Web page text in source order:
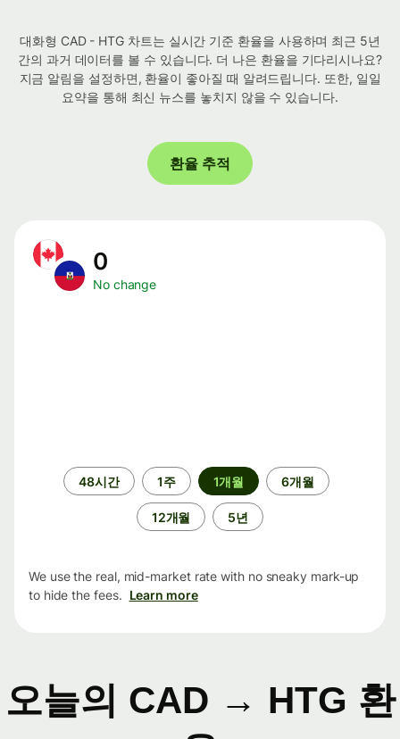
대화형 CAD - HTG 차트는 실시간 기준 환율을 사용하며 최근 5년
간의 과거 데이터를 볼 수 있습니다. 더 나은 환율을 기다리시나요?
지금 알림을 설정하면, 환율이 좋아질 때 알려드립니다. 또한, 일일
요약을 통해 최신 뉴스를 놓치지 않을 수 있습니다.
환율 추적
0
No change
48시간 1주 1개월 6개월
12개월 5년
We use the real, mid-market rate with no sneaky mark-up
to hide the fees. Learn more
오늘의 CAD → HTG 환